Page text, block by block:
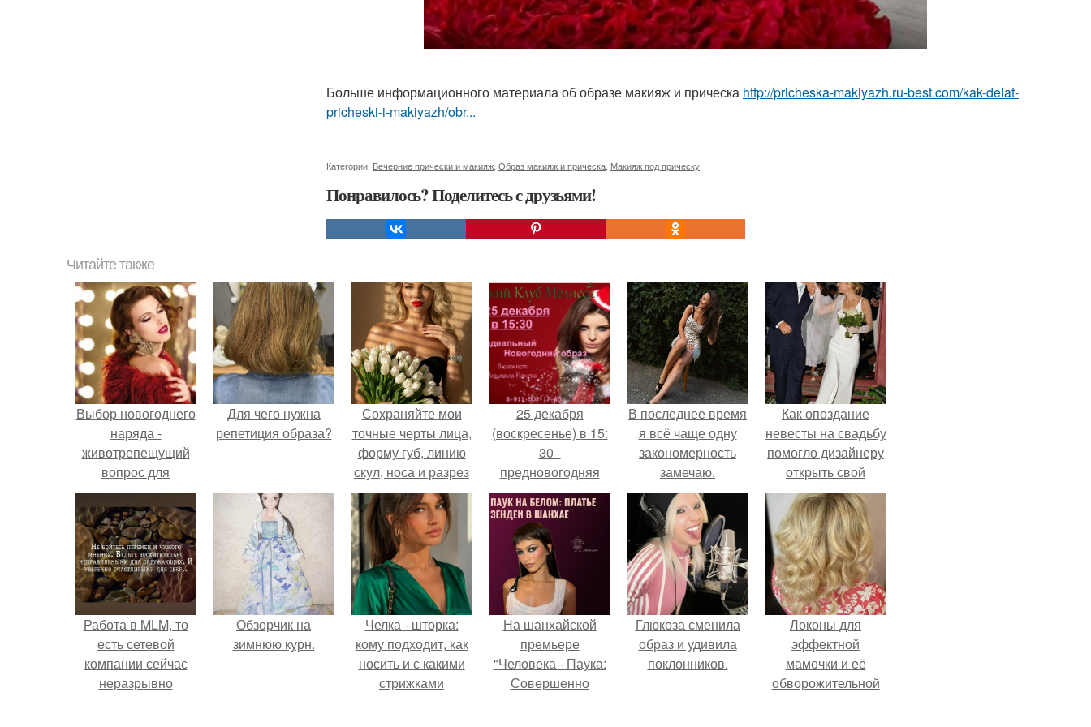
Больше информационного материала об образе макияж и прическа http://pricheska-makiyazh.ru-best.com/kak-delat-
pricheski-i-makiyazh/obr...
Категории: Вечерние прически и макияж Образ макияж и прическа Макияж под прическу
Понравилось? Поделитесь с друзьями!
Читайте также
Выбор новогоднего
наряда -
животрепещущий
вопрос для
подавляющего
большинства
прекрасной
половины
человечества.
Для чего нужна
репетиция образа?
Сохраняйте мои
точные черты лица,
форму губ, линию
скул, носа и разрез
глаз.
25 декабря
(воскресенье) в 15:
30 -
предновогодняя
встреча с "Феей
Красоты"
Людмилой паневой
"твой идеальный
новогодний образ!
В последнее время
я всё чаще одну
закономерность
замечаю.
Как опоздание
невесты на свадьбу
помогло дизайнеру
открыть свой
бренд.
Работа в MLM, то
есть сетевой
компании сейчас
неразрывно
Обзорчик на
зимнюю курн.
Челка - шторка:
кому подходит, как
носить и с какими
стрижками
На шанхайской
премьере
"Человека - Паука:
Совершенно
Глюкоза сменила
образ и удивила
поклонников.
Локоны для
эффектной
мамочки и её
обворожительной